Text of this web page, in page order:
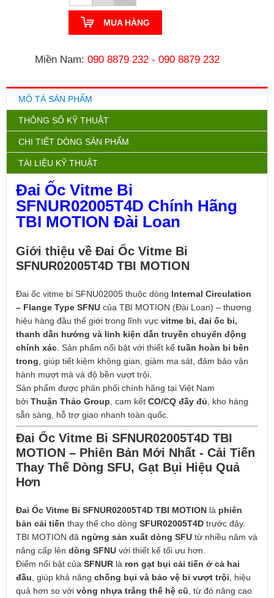
MUA HÀNG
Miền Nam: 090 8879 232 - 090 8879 232
MÔ TẢ SẢN PHẨM
THÔNG SỐ KỸ THUẬT
CHI TIẾT DÒNG SẢN PHẨM
TÀI LIỆU KỸ THUẬT
Đai Ốc Vitme Bi
SFNUR02005T4D Chính Hãng
TBI MOTION Đài Loan
Giới thiệu về Đai Ốc Vitme Bi
SFNUR02005T4D TBI MOTION
Đai ốc vitme bi SFNU02005 thuộc dòng Internal Circulation
– Flange Type SFNU của TBI MOTION (Đài Loan) – thương
hiệu hàng đầu thế giới trong lĩnh vực vitme bi, đai ốc bi,
thanh dẫn hướng và linh kiện dẫn truyền chuyển động
chính xác . Sản phẩm nổi bật với thiết kế tuần hoàn bi bên
trong , giúp tiết kiệm không gian, giảm ma sát, đảm bảo vận
hành mượt mà và độ bền vượt trội.
Sản phẩm được phân phối chính hãng tại Việt Nam
bởi Thuận Thảo Group , cam kết CO/CQ đầy đủ , kho hàng
sẵn sàng, hỗ trợ giao nhanh toàn quốc.
Đai Ốc Vitme Bi SFNUR02005T4D TBI
MOTION – Phiên Bản Mới Nhất - Cải Tiến
Thay Thế Dòng SFU, Gạt Bụi Hiệu Quả
Hơn
Đai Ốc Vitme Bi SFNUR02005T4D TBI MOTION là phiên
bản cải tiến thay thế cho dòng SFUR02005T4D trước đây.
TBI MOTION đã ngừng sản xuất dòng SFU từ nhiều năm và
nâng cấp lên dòng SFNU với thiết kế tối ưu hơn.
Điểm nổi bật của SFNUR là ron gạt bụi cải tiến ở cả hai
đầu , giúp khả năng chống bụi và bảo vệ bi vượt trội , hiệu
quả hơn so với vòng nhựa trắng thế hệ cũ , từ đó nâng cao